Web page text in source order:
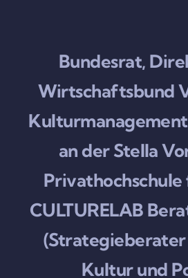
Bundesrat,
Wirtschaftsbund
an der Stella
CULTURELAB
Kultur und